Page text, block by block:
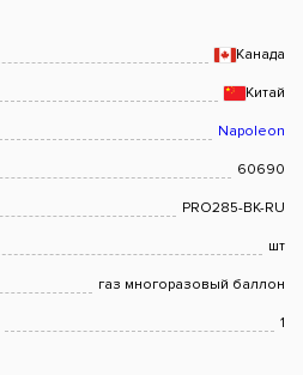
Канада
Китай
Napoleon
60690
PRO285-BK-RU
шт
газ многоразовый баллон
1